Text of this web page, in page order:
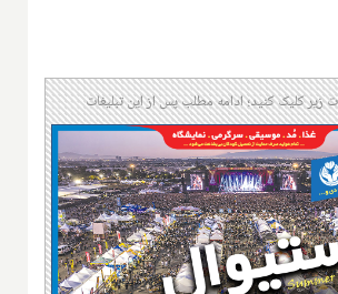
زیر کلیک کنید؛ ادامه مطلب پس از این تبلیغات